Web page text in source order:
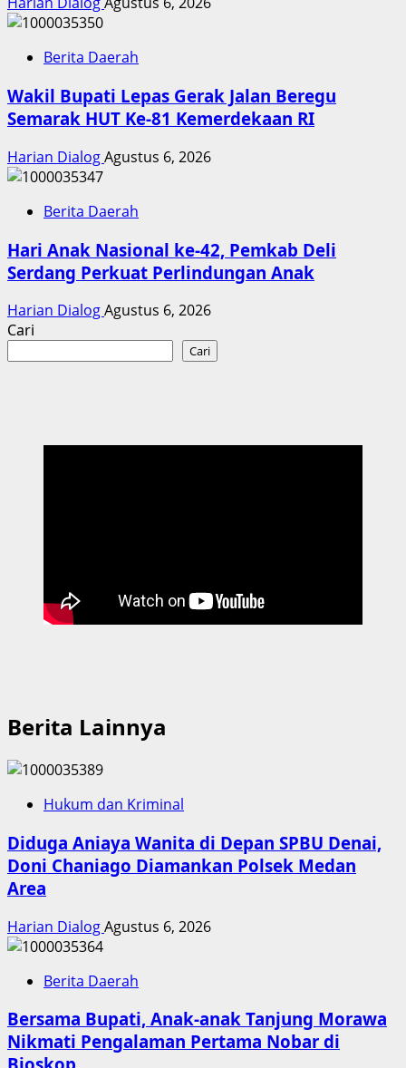
Berita Daerah
Wakil Bupati Lepas Gerak Jalan Beregu
Semarak HUT Ke-81 Kemerdekaan RI
Harian DialogAgustus 6, 2026
Berita Daerah
Hari Anak Nasional ke-42, Pemkab Deli
Serdang Perkuat Perlindungan Anak
Harian DialogAgustus 6, 2026
Cari
Cari
Berita Lainnya
Hukum dan Kriminal
Diduga Aniaya Wanita di Depan SPBU Denai,
Doni Chaniago Diamankan Polsek Medan
Area
Harian DialogAgustus 6, 2026
Berita Daerah
Bersama Bupati, Anak-anak Tanjung Morawa
Nikmati Pengalaman Pertama Nobar di